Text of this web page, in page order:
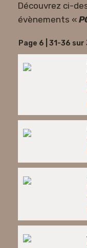
Découvrez ci-
évènements «
Page 6 | 31-36 sur